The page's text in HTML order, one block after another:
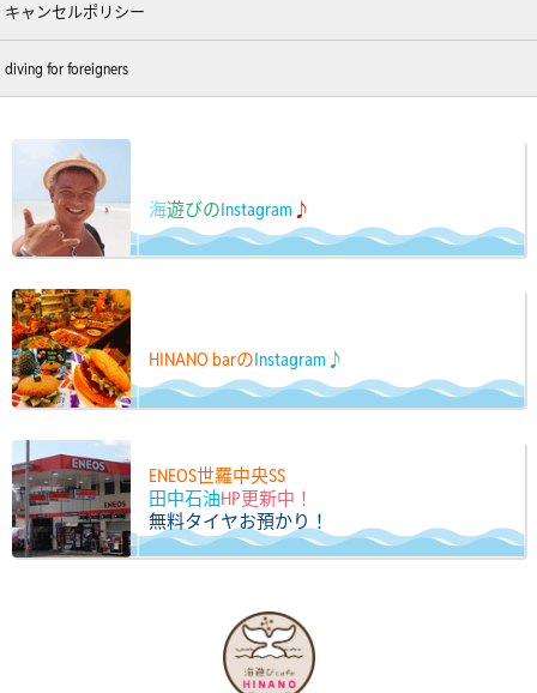
キャンセルポリシー
diving for foreigners
海遊びのInstagram ♪
HINANO barのInstagram ♪
ENEOS世羅中央SS
田中石油HP更新中！
無料タイヤお預かり！